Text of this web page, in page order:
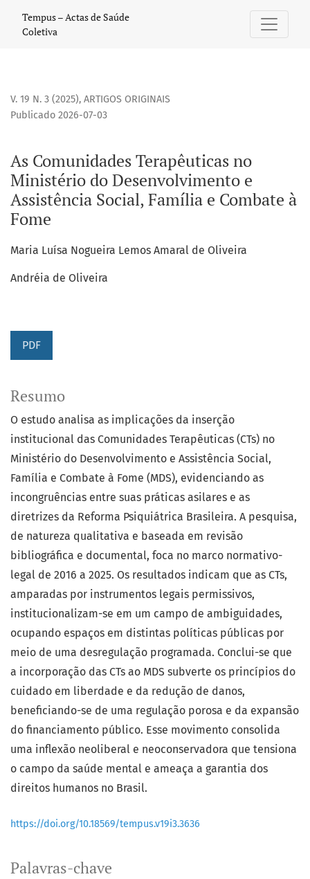
As Comunidades Terapêuticas no Ministério do
Tempus – Actas de Saúde
Coletiva
V. 19 N. 3 (2025), ARTIGOS ORIGINAIS
As Comunidades Terapêuticas no
Ministério do Desenvolvimento e
Assistência Social, Família e Combate à
Fome
Publicado 2026-07-03
Maria Luísa Nogueira Lemos Amaral de Oliveira
Andréia de Oliveira
PDF
Palavras-chave
Resumo
O estudo analisa as implicações da inserção
institucional das Comunidades Terapêuticas (CTs) no
Ministério do Desenvolvimento e Assistência Social,
Família e Combate à Fome (MDS), evidenciando as
incongruências entre suas práticas asilares e as
diretrizes da Reforma Psiquiátrica Brasileira. A pesquisa,
de natureza qualitativa e baseada em revisão
bibliográfica e documental, foca no marco normativo-
legal de 2016 a 2025. Os resultados indicam que as CTs,
amparadas por instrumentos legais permissivos,
institucionalizam-se em um campo de ambiguidades,
ocupando espaços em distintas políticas públicas por
meio de uma desregulação programada. Conclui-se que
a incorporação das CTs ao MDS subverte os princípios do
cuidado em liberdade e da redução de danos,
beneficiando-se de uma regulação porosa e da expansão
do financiamento público. Esse movimento consolida
uma inflexão neoliberal e neoconservadora que tensiona
o campo da saúde mental e ameaça a garantia dos
direitos humanos no Brasil.
https://doi.org/10.18569/tempus.v19i3.3636